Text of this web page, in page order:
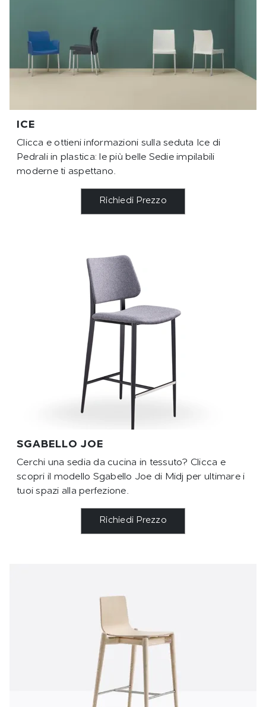
ICE
Clicca e ottieni informazioni sulla seduta Ice di
Pedrali in plastica: le più belle Sedie impilabili
moderne ti aspettano.
Richiedi Prezzo
SGABELLO JOE
Cerchi una sedia da cucina in tessuto? Clicca e
scopri il modello Sgabello Joe di Midj per ultimare i
tuoi spazi alla perfezione.
Richiedi Prezzo